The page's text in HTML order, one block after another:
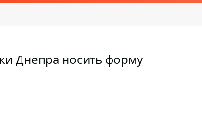
Днепра носить форму